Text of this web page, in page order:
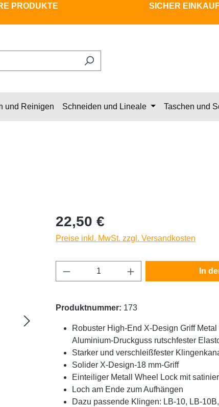
PRODUKTE SICHER
und Reinigen Schneiden und Lineale Taschen und
Regulärer Preis:
22,50 €
Preise inkl. MwSt. zzgl. Versandkosten
Produkt Anzahl: Gib den In
Produktnummer: 173
Robuster High-End X-Design Griff
Aluminium-Druckguss rutschfester
Starker und verschleißfester
Solider X-Design-18 mm-Griff
Einteiliger Metall Wheel Lock mit
Loch am Ende zum Aufhängen
Dazu passende Klingen: LB-10, LB-